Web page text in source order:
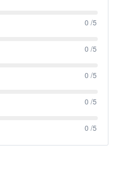
0 /5
0 /5
0 /5
0 /5
0 /5